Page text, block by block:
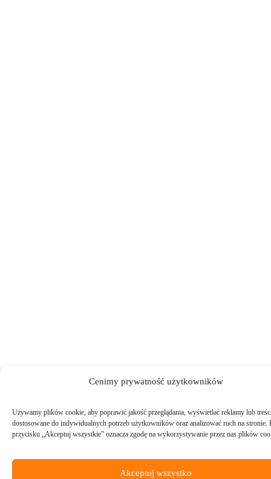
Cenimy prywatność użytkowników
Używamy plików cookie, aby poprawić jakość przeglądania, wyświetlać reklamy lub
dostosowane do indywidualnych potrzeb użytkowników oraz analizować ruch na stronie.
przycisku „Akceptuj wszystkie” oznacza zgodę na wykorzystywanie przez nas plików
Akceptuj wszystko